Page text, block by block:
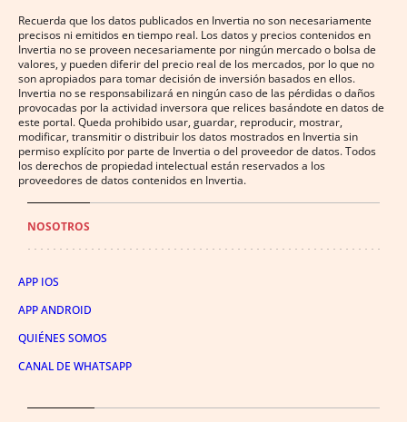
Recuerda que los datos publicados en Invertia no son necesariamente
precisos ni emitidos en tiempo real. Los datos y precios contenidos en
Invertia no se proveen necesariamente por ningún mercado o bolsa de
valores, y pueden diferir del precio real de los mercados, por lo que no
son apropiados para tomar decisión de inversión basados en ellos.
Invertia no se responsabilizará en ningún caso de las pérdidas o daños
provocadas por la actividad inversora que relices basándote en datos de
este portal. Queda prohibido usar, guardar, reproducir, mostrar,
modificar, transmitir o distribuir los datos mostrados en Invertia sin
permiso explícito por parte de Invertia o del proveedor de datos. Todos
los derechos de propiedad intelectual están reservados a los
proveedores de datos contenidos en Invertia.
NOSOTROS
APP IOS
APP ANDROID
QUIÉNES SOMOS
CANAL DE WHATSAPP